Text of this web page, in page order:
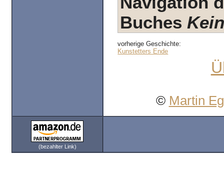
Buches
vorherige Geschichte:
Kunstetters Ende
© Martin
(bezahlter Link)